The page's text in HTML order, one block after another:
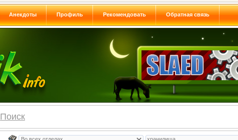
Анекдоты Профиль Рекомендовать Обратная связь
Поиск